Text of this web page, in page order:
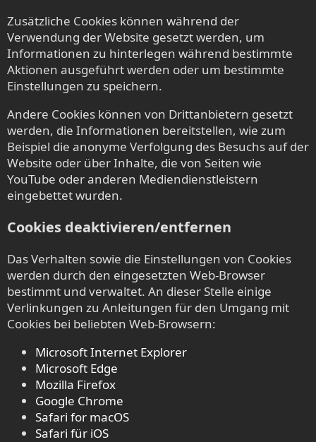
Zusätzliche Cookies können während der
Verwendung der Website gesetzt werden, um
Informationen zu hinterlegen während bestimmte
Aktionen ausgeführt werden oder um bestimmte
Einstellungen zu speichern.
Andere Cookies können von Drittanbietern gesetzt
werden, die Informationen bereitstellen, wie zum
Beispiel die anonyme Verfolgung des Besuchs auf der
Website oder über Inhalte, die von Seiten wie
YouTube oder anderen Mediendienstleistern
eingebettet wurden.
Cookies deaktivieren/entfernen
Das Verhalten sowie die Einstellungen von Cookies
werden durch den eingesetzten Web-Browser
bestimmt und verwaltet. An dieser Stelle einige
Verlinkungen zu Anleitungen für den Umgang mit
Cookies bei beliebten Web-Browsern:
Microsoft Internet Explorer
Microsoft Edge
Mozilla Firefox
Google Chrome
Safari for macOS
Safari für iOS